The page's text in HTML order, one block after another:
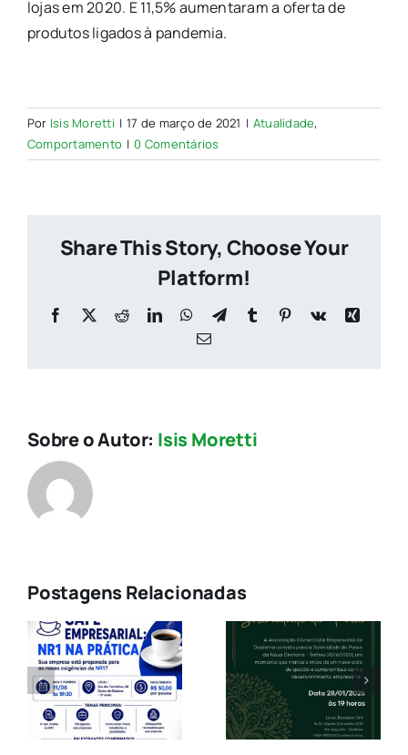
lojas em 2020. E 11,5% aumentaram a oferta de
produtos ligados à pandemia.
Por Isis Moretti | 17 de março de 2021 | Atualidade,
Comportamento | 0 Comentários
Share This Story, Choose Your
Platform!
Facebook
X RedditLinkedInWhatsApp
TelegramTumblr Pinterest
Vk
Xing
E-
Sobre o Autor: Isis Moretti
Postagens Relacionadas
Solenidade
de Posse da
Nova
Diretoria
de Preços
JUCESP
2026